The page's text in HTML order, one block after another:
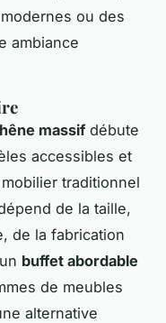
ou des
ambiance
massifdébute
accessibles et
traditionnel
de la taille,
de la fabrication
buffet abordable
de meubles
alternative